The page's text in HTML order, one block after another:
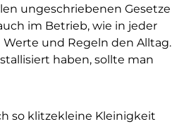
ungeschriebenen Gesetze
im Betrieb, wie in jeder
und Regeln den Alltag.
haben, sollte man
so klitzekleine Kleinigkeit